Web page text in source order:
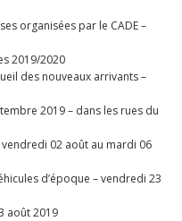
organisées par le CADE –
2019/2020
des nouveaux arrivants –
2019 – dans les rues du
02 août au mardi 06
d’époque – vendredi 23
août 2019